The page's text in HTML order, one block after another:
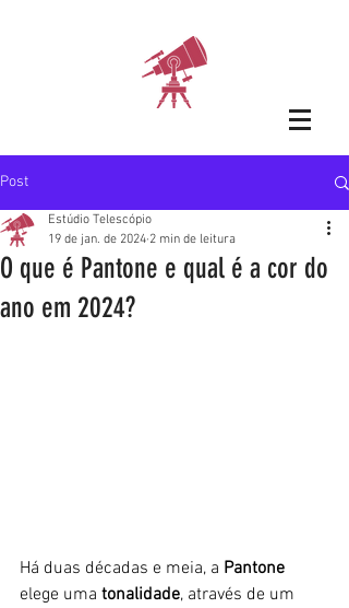
Post
O que é Pantone e qual é a cor do
ano em 2024?
Estúdio Telescópio
19 de jan. de 2024 2 min de leitura
Há duas décadas e meia, a Pantone
elege uma tonalidade, através de um